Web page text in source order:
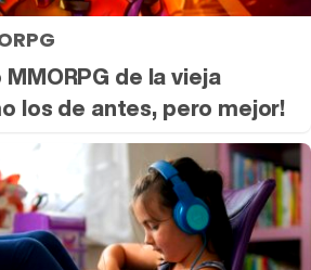
de la vieja
los de antes, pero mejor!